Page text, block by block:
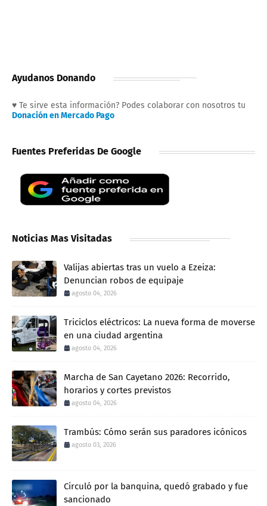
Ayudanos Donando
♥ Te sirve esta información? Podes colaborar con nosotros tu
Donación en Mercado Pago
Fuentes Preferidas De Google
Noticias Mas Visitadas
Valijas abiertas tras un vuelo a Ezeiza:
Denuncian robos de equipaje
agosto 04, 2026
Triciclos eléctricos: La nueva forma de moverse
en una ciudad argentina
agosto 04, 2026
Marcha de San Cayetano 2026: Recorrido,
horarios y cortes previstos
agosto 04, 2026
Trambús: Cómo serán sus paradores icónicos
agosto 03, 2026
Circuló por la banquina, quedó grabado y fue
sancionado